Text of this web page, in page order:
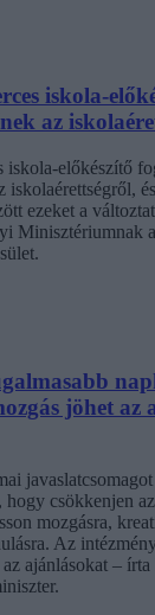
iskola-
az
iskola-előkészítő
iskolaérettségről,
ezeket a
Minisztériumnak
jöhet az
csökkenjen
mozgásra,
Az
ajánlásokat –